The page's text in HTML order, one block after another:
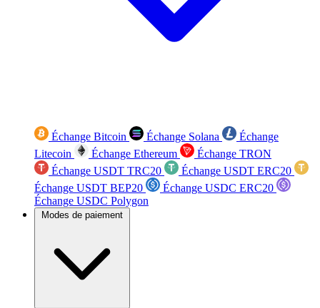
Échange Bitcoin Échange Solana
Échange
Litecoin
Échange Ethereum
Échange TRON
Échange USDT TRC20
Échange USDT ERC20
Échange USDT BEP20
Échange USDC ERC20
Échange USDC Polygon
Modes de paiement